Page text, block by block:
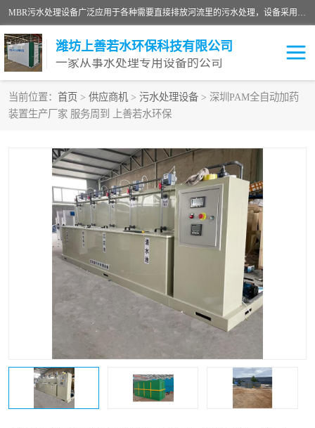
MBR污水处理设备广泛应用于各种需要直接排放河流里的污水处理，设备采用膜生物反应器（Membrane Bioreactor,简称MBR〕技术，取代了传统工艺中的二沉池，它可以*地进行固液分离，得到直接使用的稳定中水，又可在生物池内维持高浓度的微生物量，工艺剩余污泥少，极有效地去除氨氮，出水悬浮物和浊度接近于零，出水中细菌和病毒被大幅度去除，能耗低，占地面积小。
潍坊上善若水环保科技有限公司
一家从事水处理专用设备的公司
当前位置： 首页 > 供应商机 > 污水处理设备 > 深圳PAM全自动加药
装置生产厂家 服务周到 上善若水环保
污水处理设备
生活污水处理设备 油墨污水处理设备
洗涤污水处理设备 实验室污水处理设备
诊所门诊污水处理设备 臭氧消毒设备
养殖污水处理设备 屠宰污水处理设备
一体化污水处理设备 食品制造业污水处理设备
医院辐射污水衰变池